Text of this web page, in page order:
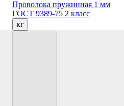
Проволока пружинная 1 мм
ГОСТ 9389-75 2 класс
кг